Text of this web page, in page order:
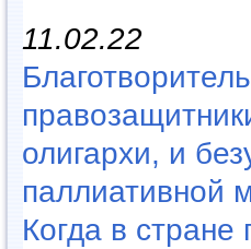
11.02.22
олигархи, и
паллиативной
Когда в стране